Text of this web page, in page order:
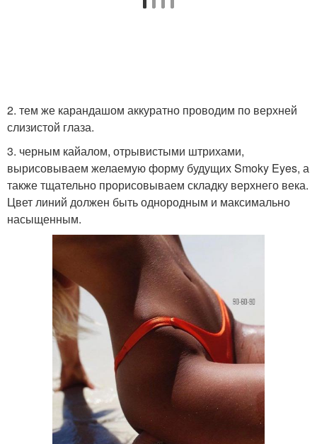
2. тем же карандашом аккуратно проводим по верхней
слизистой глаза.
3. черным кайалом, отрывистыми штрихами,
вырисовываем желаемую форму будущих Smoky Eyes, а
также тщательно прорисовываем складку верхнего века.
Цвет линий должен быть однородным и максимально
насыщенным.